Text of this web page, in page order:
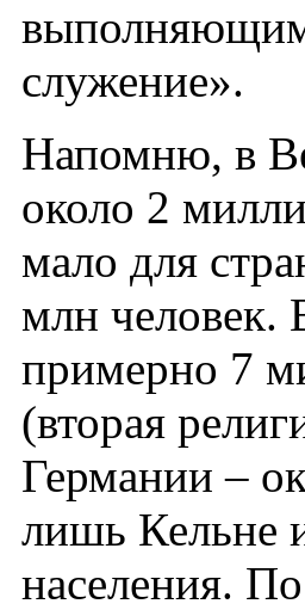
служение».
Напомню, в
около 2
мало для
млн человек.
примерно 7
(вторая
Германии –
лишь Кельне
населения.